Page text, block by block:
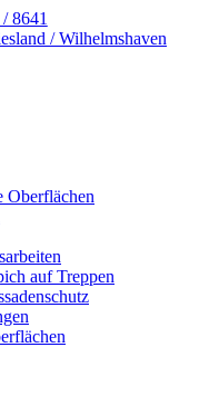
8641
Oberflächen
auf Treppen